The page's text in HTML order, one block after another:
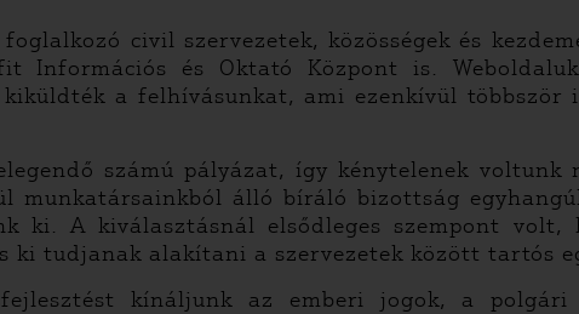
civil szervezetek, közösségek és
Információs és Oktató Központ is.
a felhívásunkat, ami ezenkívül többször
számú pályázat, így kénytelenek voltunk
munkatársainkból álló bíráló bizottság
ki. A kiválasztásnál elsődleges szempont volt,
ki tudjanak alakítani a szervezetek között tartós
kínáljunk az emberi jogok, a polgári